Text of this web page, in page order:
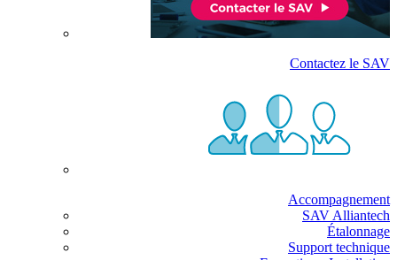
Contactez le SAV
Accompagnement
SAV Alliantech
Étalonnage
Support technique